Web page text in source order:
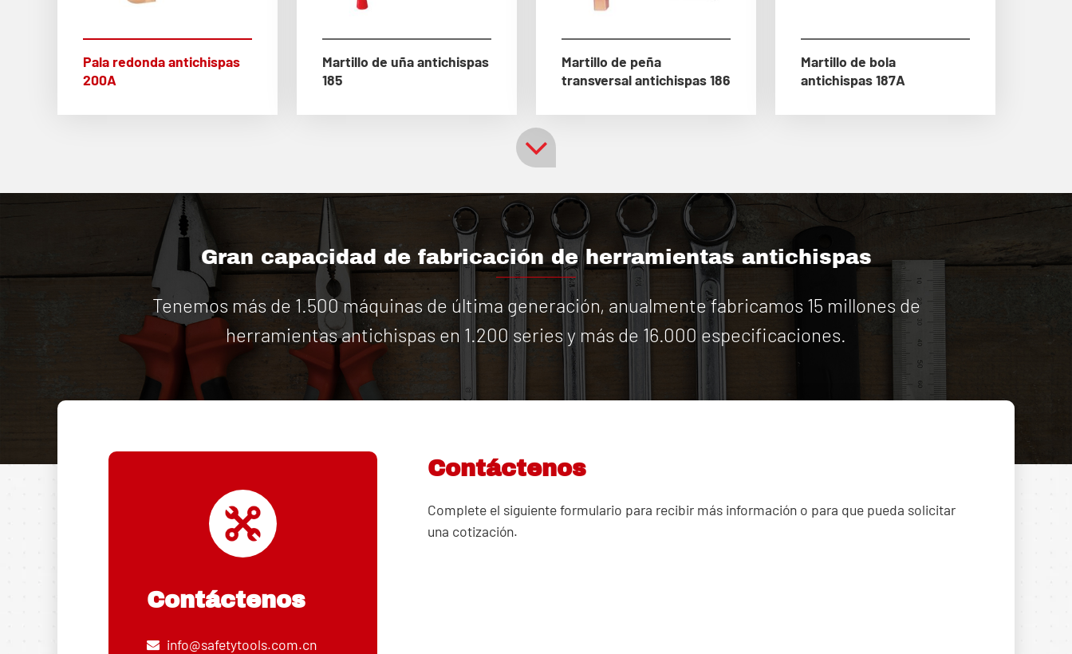
Pala redonda antichispas
200A
Martillo de uña antichispas
185
Martillo de peña
transversal antichispas 186
Martillo de bola
antichispas 187A
Gran capacidad de fabricación de herramientas antichispas
Tenemos más de 1.500 máquinas de última generación, anualmente fabricamos 15 millones de
herramientas antichispas en 1.200 series y más de 16.000 especificaciones.
Contáctenos
info@safetytools.com.cn
Contáctenos
Complete el siguiente formulario para recibir más información o para que pueda solicitar
una cotización.